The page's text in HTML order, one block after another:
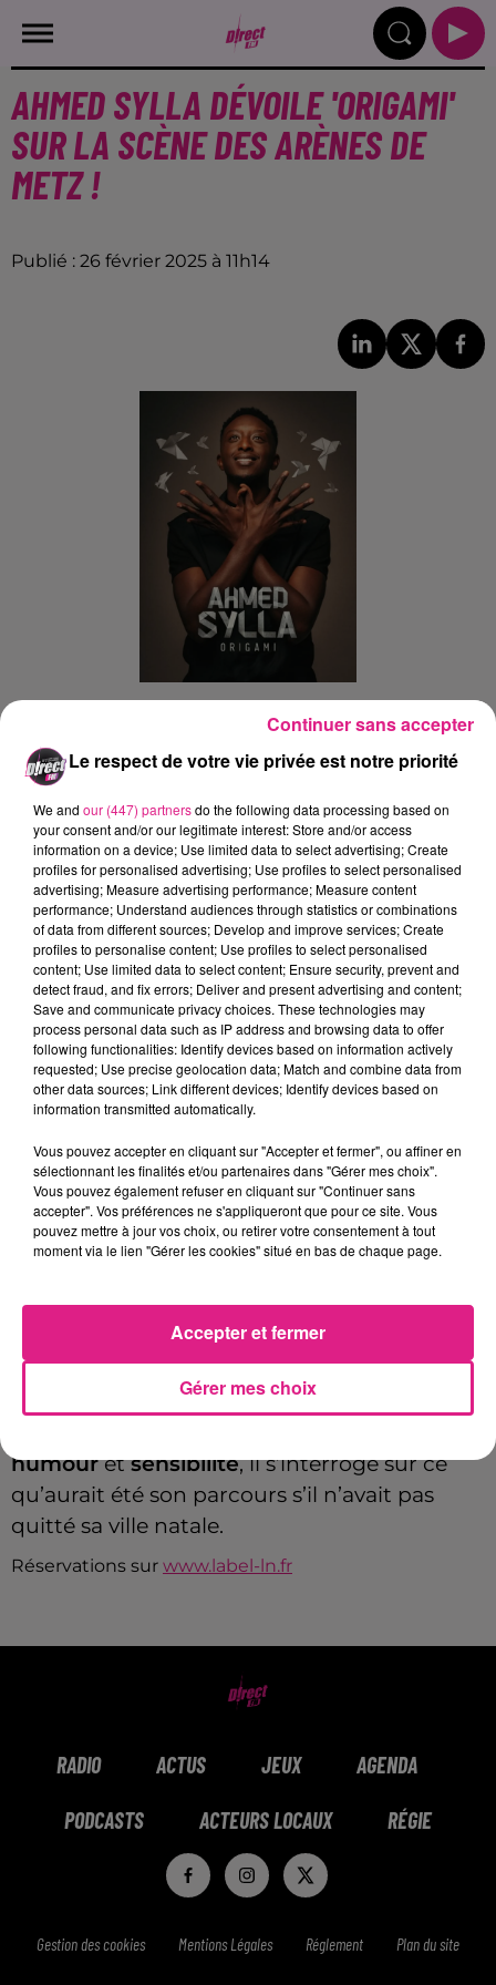
AHMED SYLLA DÉVOILE 'ORIGAMI'
SUR LA SCÈNE DES ARÈNES DE
METZ !
Publié : 26 février 2025 à 11h14
Date
du3 avril 2025 à 20h00
au3 avril 2025 à 21h30
Lieu
Les Arènes
57000 Metz
Tarif
Payant
35€-49€
L’acteur et humoristeAhmed Sylla
présentera son nouveau spectacleOrigami
sur la scène des Arènes de Metz le jeudi
S’inspirant de l’art du pliage,Origamiexplore
les chemins de vie façonnés par les choix, les
joies, les peines, les réussites et les échecs.
Depuis plus de dix ans, Ahmed Sylla déploie
humouretsensibilité, il s’interroge sur ce
qu’aurait été son parcours s’il n’avait pas
quitté sa ville natale.
Réservations sur www.label-ln.fr
RADIO ACTUS JEUX AGENDA
PODCASTS ACTEURS LOCAUX RÉGIE
Gestion des cookies Mentions Légales Réglement Plan du site
Le respect de votre vie privée est notre priorité
We and our (447) partnersdo the following data processing based on
your consent and/or our legitimate interest: Store and/or access
information on a device; Use limited data to select advertising; Create
profiles for personalised advertising; Use profiles to select personalised
advertising; Measure advertising performance; Measure content
performance; Understand audiences through statistics or combinations
of data from different sources; Develop and improve services; Create
profiles to personalise content; Use profiles to select personalised
content; Use limited data to select content; Ensure security, prevent and
detect fraud, and fix errors; Deliver and present advertising and content;
Save and communicate privacy choices. These technologies may
process personal data such as IP address and browsing data to offer
following functionalities: Identify devices based on information actively
requested; Use precise geolocation data; Match and combine data from
other data sources; Link different devices; Identify devices based on
information transmitted automatically.
Vous pouvez accepter en cliquant sur "Accepter et fermer", ou affiner en
sélectionnant les finalités et/ou partenaires dans "Gérer mes choix".
Vous pouvez également refuser en cliquant sur "Continuer sans
accepter". Vos préférences ne s'appliqueront que pour ce site. Vous
pouvez mettre à jour vos choix, ou retirer votre consentement à tout
moment via le lien "Gérer les cookies" situé en bas de chaque page.
Gérer mes choix
Accepter et fermer
Continuer sans accepter